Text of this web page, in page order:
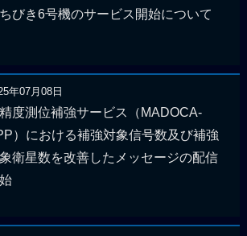
びき6号機のサービス開始について
年07月08日
度測位補強サービス（MADOCA-
）における補強対象信号数及び補強
衛星数を改善したメッセージの配信